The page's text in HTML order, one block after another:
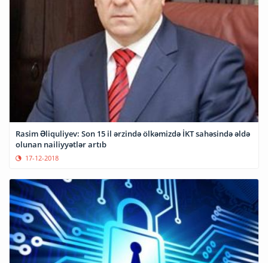
Rasim Əliquliyev: Son 15 il ərzində ölkəmizdə İKT sahəsində əldə
olunan nailiyyətlər artıb
17-12-2018